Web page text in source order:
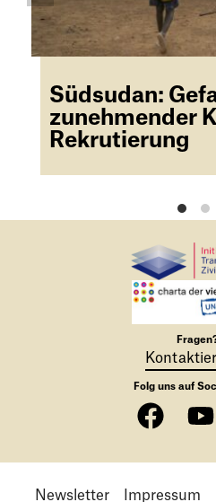
Südsudan:
zunehmender
Rekrutierung
Folg uns auf
Newsletter Impressum